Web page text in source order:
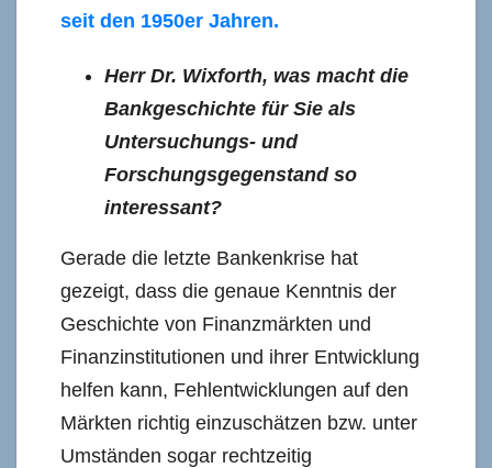
seit den 1950er Jahren.
Herr Dr. Wixforth, was macht die
Bankgeschichte für Sie als
Untersuchungs- und
Forschungsgegenstand so
interessant?
Gerade die letzte Bankenkrise hat
gezeigt, dass die genaue Kenntnis der
Geschichte von Finanzmärkten und
Finanzinstitutionen und ihrer Entwicklung
helfen kann, Fehlentwicklungen auf den
Märkten richtig einzuschätzen bzw. unter
Umständen sogar rechtzeitig